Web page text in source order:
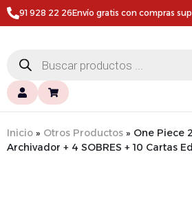
91 928 22 26Envío gratis con compras
Inicio » Otros Productos » One Piece
Archivador + 4 SOBRES + 10 Cartas